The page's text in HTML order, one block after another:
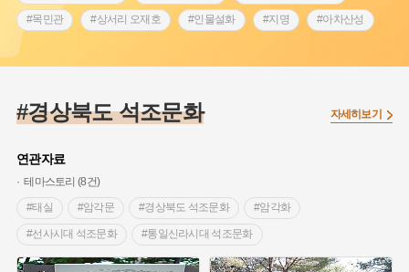
#목민관 #상서리 오재호 #인물설화 #지명 #아차산성
#갯벌 #강감찬 #수령 #설화 #남자현
#대한민국임시정부
#조선역사
#김마리아 #박물관 #바보온달 #나주 #애민
#생활용품 #장군 #조선시대 문신 #백년가게
#경기도설화 #임시의정원 #영산강 #문화유산 #황해도
#경상북도 석조문화
연관자료
테마스토리 (8건)
#태실
#암각문 #경상북도 석조문화 #암각화
#선사시대 석조문화 #통일신라시대 석조문화
#왕실 석물 #삼국시대 석조문화 #서원
자세히보기